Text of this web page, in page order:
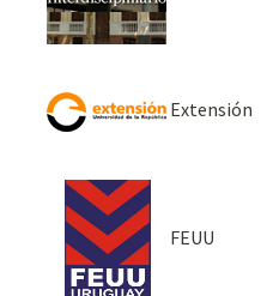
Extensión
FEUU